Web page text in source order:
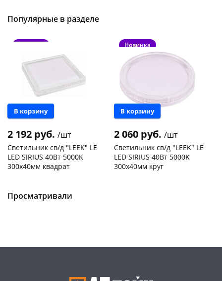
Популярные в разделе
В корзину
2 192 руб. /шт
Светильник св/д "LEEK" LE
LED SIRIUS 40Вт 5000K
300х40мм квадрат
Конева, 36
Пошехонское ш, 18
Новинка
В корзину
2 060 руб. /шт
Светильник св/д "LEEK" LE
LED SIRIUS 40Вт 5000K
300х40мм круг
Просматривали